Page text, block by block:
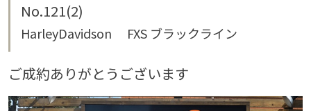
No.121(2)
HarleyDavidson FXS ブラックライン
ご成約ありがとうございます